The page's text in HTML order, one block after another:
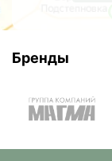
Бренды